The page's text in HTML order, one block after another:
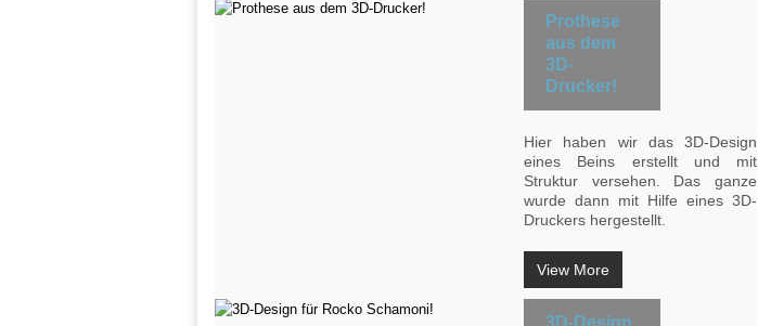
Prothese
aus dem
3D-
Drucker!
Hier haben wir das 3D-Design
eines Beins erstellt und mit
Struktur versehen. Das ganze
wurde dann mit Hilfe eines 3D-
Druckers hergestellt.
View More
3D-Design